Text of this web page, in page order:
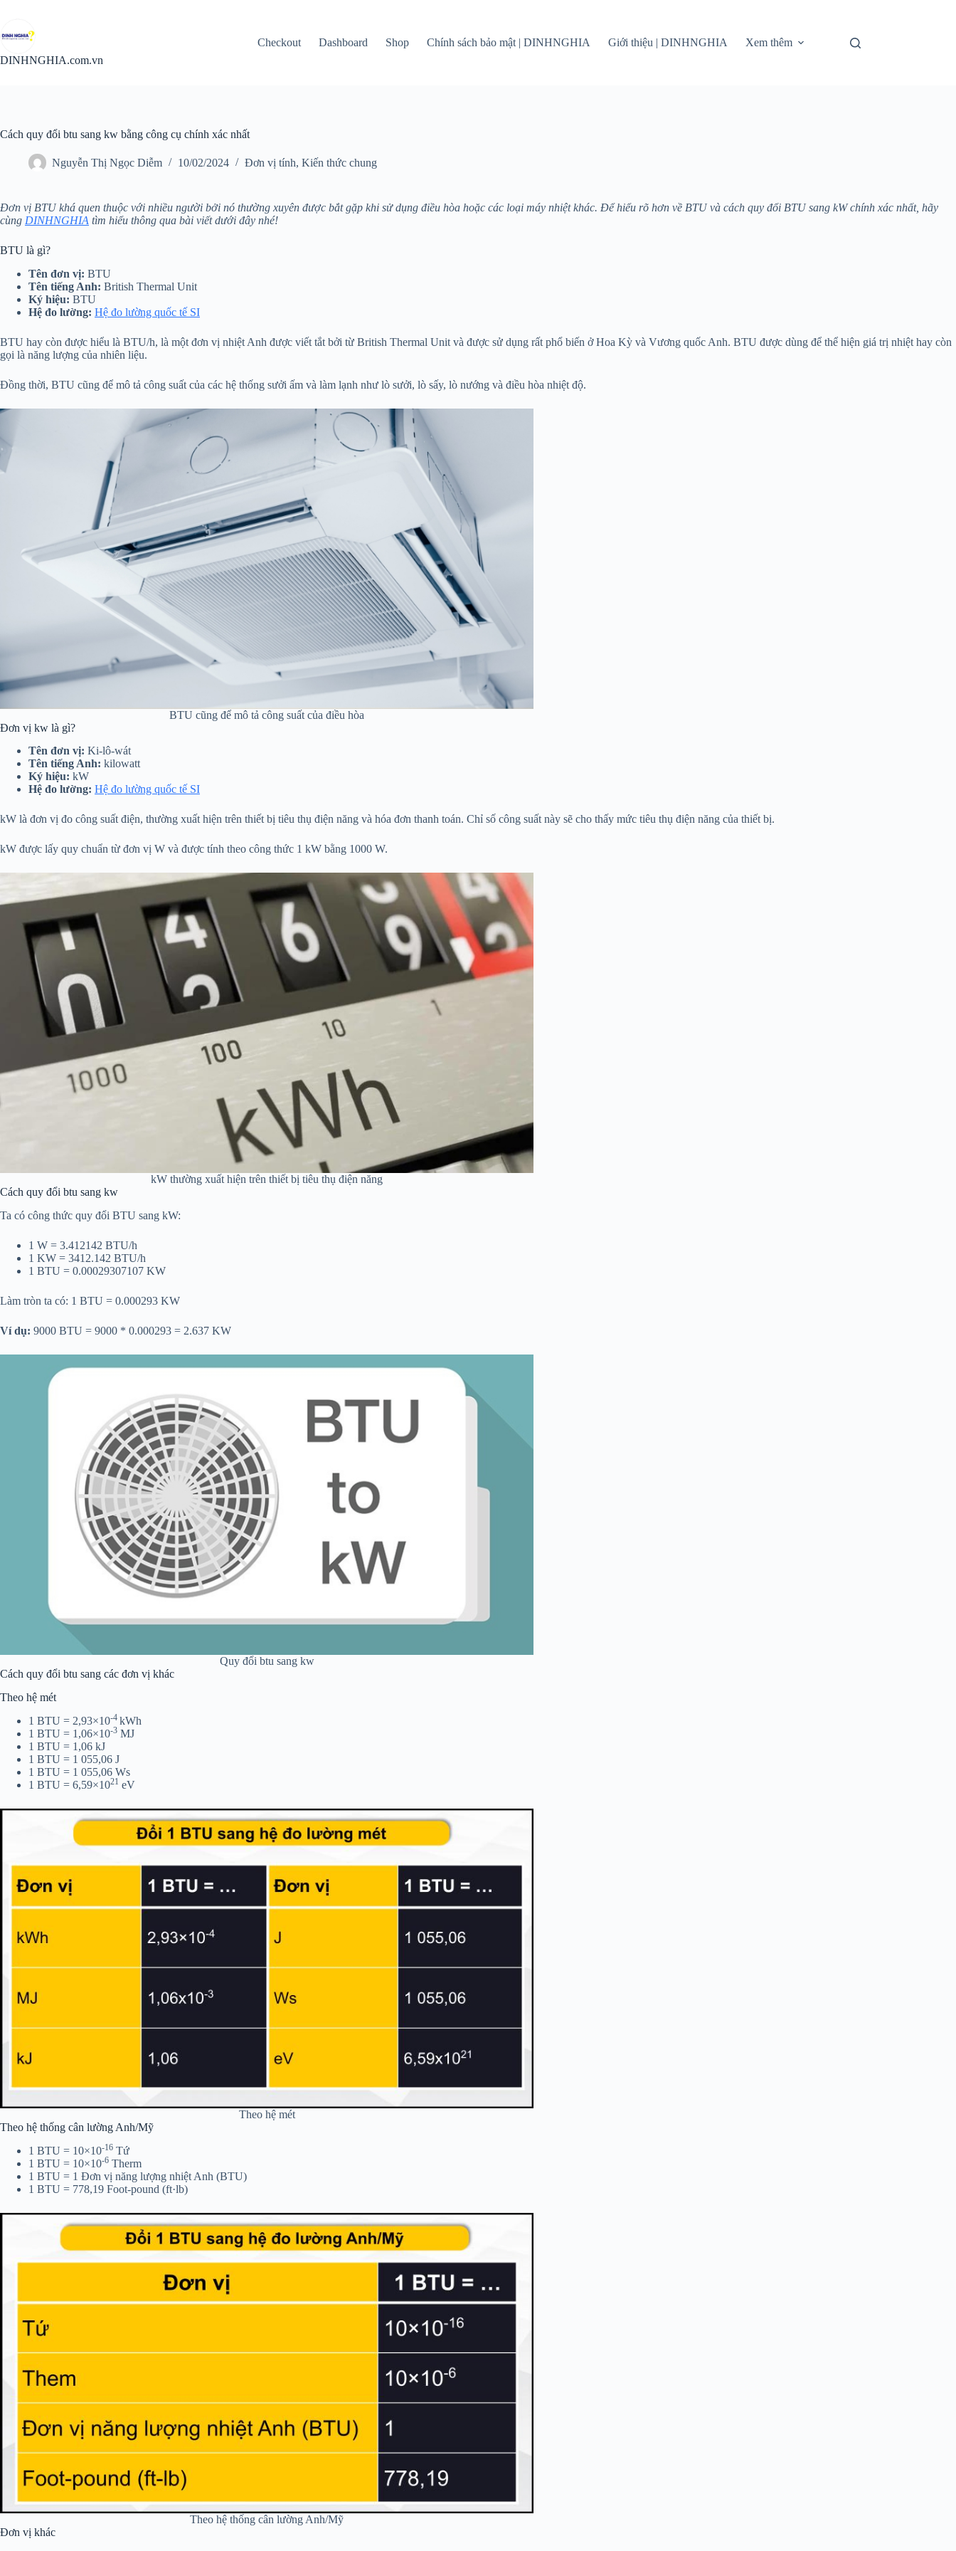
phần
nội
dung
DINHNGHIA.com.vn
Checkout Dashboard Shop Chính sách bảo mật | DINHNGHIA Giới thiệu | DINHNGHIA Xem thêm
Cách quy đổi btu sang kw bằng công cụ chính xác nhất
Nguyễn Thị Ngọc Diễm 10/02/2024 Đơn vị tính, Kiến thức chung
Đơn vị BTU khá quen thuộc với nhiều người bởi nó thường xuyên được bắt gặp khi sử dụng điều hòa hoặc các loại máy nhiệt khác. Để hiểu rõ hơn về BTU và cách quy đổi BTU sang kW chính xác nhất, hãy
cùng DINHNGHIA tìm hiểu thông qua bài viết dưới đây nhé!
BTU là gì?
Tên đơn vị: BTU
Tên tiếng Anh: British Thermal Unit
Ký hiệu: BTU
Hệ đo lường: Hệ đo lường quốc tế SI
BTU hay còn được hiểu là BTU/h, là một đơn vị nhiệt Anh được viết tắt bởi từ British Thermal Unit và được sử dụng rất phổ biến ở Hoa Kỳ và Vương quốc Anh. BTU được dùng để thể hiện giá trị nhiệt hay còn
gọi là năng lượng của nhiên liệu.
Đồng thời, BTU cũng để mô tả công suất của các hệ thống sưởi ấm và làm lạnh như lò sưởi, lò sấy, lò nướng và điều hòa nhiệt độ.
BTU cũng để mô tả công suất của điều hòa
Đơn vị kw là gì?
Tên đơn vị: Ki-lô-wát
Tên tiếng Anh: kilowatt
Ký hiệu: kW
Hệ đo lường: Hệ đo lường quốc tế SI
kW là đơn vị đo công suất điện, thường xuất hiện trên thiết bị tiêu thụ điện năng và hóa đơn thanh toán. Chỉ số công suất này sẽ cho thấy mức tiêu thụ điện năng của thiết bị.
kW được lấy quy chuẩn từ đơn vị W và được tính theo công thức 1 kW bằng 1000 W.
kW thường xuất hiện trên thiết bị tiêu thụ điện năng
Cách quy đổi btu sang kw
Ta có công thức quy đổi BTU sang kW:
1 W = 3.412142 BTU/h
1 KW = 3412.142 BTU/h
1 BTU = 0.00029307107 KW
Làm tròn ta có: 1 BTU = 0.000293 KW
Ví dụ: 9000 BTU = 9000 * 0.000293 = 2.637 KW
Quy đổi btu sang kw
Cách quy đổi btu sang các đơn vị khác
Theo hệ mét
1 BTU = 2,93×10-4 kWh
1 BTU = 1,06×10-3 MJ
1 BTU = 1,06 kJ
1 BTU = 1 055,06 J
1 BTU = 1 055,06 Ws
1 BTU = 6,59×1021 eV
Theo hệ mét
Theo hệ thống cân lường Anh/Mỹ
1 BTU = 10×10-16 Tứ
1 BTU = 10×10-6 Therm
1 BTU = 1 Đơn vị năng lượng nhiệt Anh (BTU)
1 BTU = 778,19 Foot-pound (ft·lb)
Theo hệ thống cân lường Anh/Mỹ
Đơn vị khác